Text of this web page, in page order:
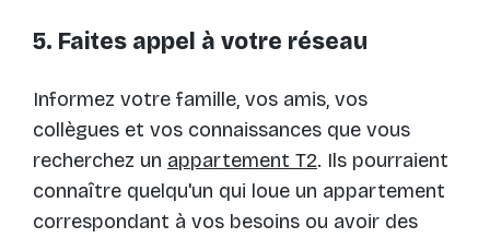
5. Faites appel à votre réseau
Informez votre famille, vos amis, vos
collègues et vos connaissances que vous
recherchez un appartement T2. Ils pourraient
connaître quelqu'un qui loue un appartement
correspondant à vos besoins ou avoir des